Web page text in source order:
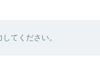
てください。